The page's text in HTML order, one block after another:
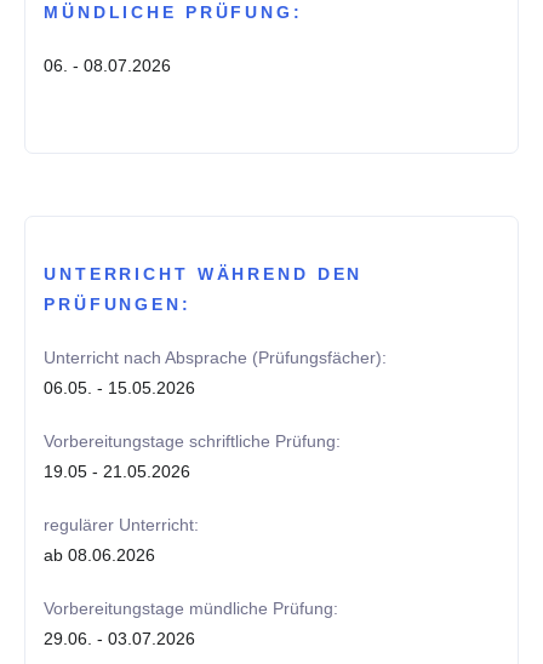
MÜNDLICHE PRÜFUNG:
06. - 08.07.2026
UNTERRICHT WÄHREND DEN
PRÜFUNGEN:
Unterricht nach Absprache (Prüfungsfächer):
06.05. - 15.05.2026
Vorbereitungstage schriftliche Prüfung:
19.05 - 21.05.2026
regulärer Unterricht:
ab 08.06.2026
Vorbereitungstage mündliche Prüfung:
29.06. - 03.07.2026